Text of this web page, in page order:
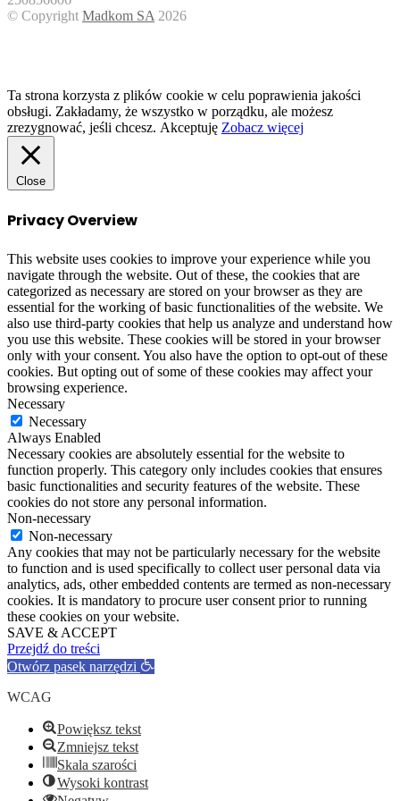
© Copyright Madkom SA 2026
Ta strona korzysta z plików cookie w celu poprawienia jakości
obsługi. Zakładamy, że wszystko w porządku, ale możesz
zrezygnować, jeśli chcesz. Akceptuję Zobacz więcej
Close
Privacy Overview
This website uses cookies to improve your experience while you
navigate through the website. Out of these, the cookies that are
categorized as necessary are stored on your browser as they are
essential for the working of basic functionalities of the website. We
also use third-party cookies that help us analyze and understand how
you use this website. These cookies will be stored in your browser
only with your consent. You also have the option to opt-out of these
cookies. But opting out of some of these cookies may affect your
browsing experience.
Necessary
Necessary
Always Enabled
Necessary cookies are absolutely essential for the website to
function properly. This category only includes cookies that ensures
basic functionalities and security features of the website. These
cookies do not store any personal information.
Non-necessary
Non-necessary
Any cookies that may not be particularly necessary for the website
to function and is used specifically to collect user personal data via
analytics, ads, other embedded contents are termed as non-necessary
cookies. It is mandatory to procure user consent prior to running
these cookies on your website.
SAVE & ACCEPT
Przejdź do treści
Otwórz pasek narzędzi
WCAG
Powiększ tekst
Zmniejsz tekst
Skala szarości
Wysoki kontrast